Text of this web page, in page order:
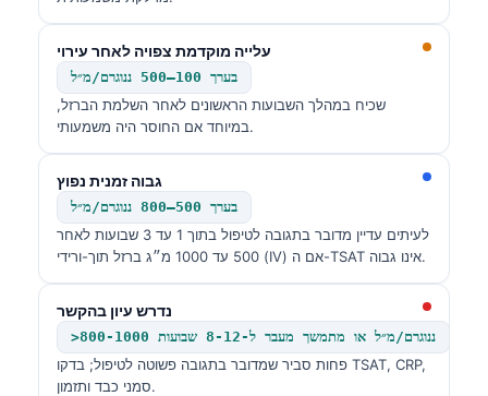
עלייה מוקדמת צפויה לאחר עירוי
בערך 100–500 ננוגרם/מ״ל
שכיח במהלך השבועות הראשונים לאחר השלמת הברזל,
במיוחד אם החוסר היה משמעותי.
גבוה זמנית נפוץ
בערך 500–800 ננוגרם/מ״ל
לעיתים עדיין מדובר בתגובה לטיפול בתוך 1 עד 3 שבועות לאחר
500 עד 1000 מ״ג ברזל תוך-ורידי (IV) אם ה-TSAT אינו גבוה.
נדרש עיון בהקשר
>800-1000 ננוגרם/מ״ל או מתמשך מעבר ל-8-12 שבועות
פחות סביר שמדובר בתגובה פשוטה לטיפול; בדקו TSAT, CRP,
סמני כבד ותזמון.